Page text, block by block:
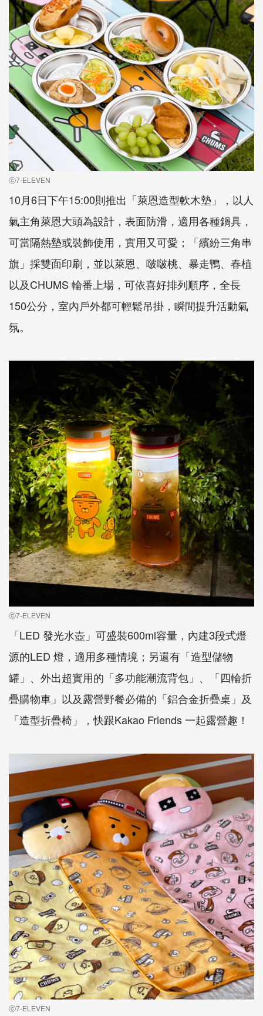
ⓒ7-ELEVEN
10月6日下午15:00則推出「萊恩造型軟木墊」，以人
氣主角萊恩大頭為設計，表面防滑，適用各種鍋具，
可當隔熱墊或裝飾使用，實用又可愛；「繽紛三角串
旗」採雙面印刷，並以萊恩、啵啵桃、暴走鴨、春植
以及CHUMS 輪番上場，可依喜好排列順序，全長
150公分，室內戶外都可輕鬆吊掛，瞬間提升活動氣
氛。
ⓒ7-ELEVEN
「LED 發光水壺」可盛裝600ml容量，內建3段式燈
源的LED 燈，適用多種情境；另還有「造型儲物
罐」、外出超實用的「多功能潮流背包」、「四輪折
疊購物車」以及露營野餐必備的「鋁合金折疊桌」及
「造型折疊椅」，快跟Kakao Friends 一起露營趣！
ⓒ7-ELEVEN